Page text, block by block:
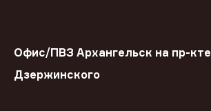
Офис/ПВЗ Архангельск на пр-кте
Дзержинского